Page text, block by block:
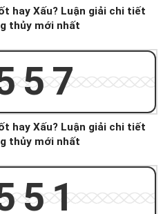
hay Xấu? Luận giải chi tiết
thủy mới nhất
hay Xấu? Luận giải chi tiết
thủy mới nhất